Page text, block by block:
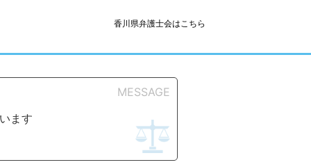
香川県弁護士会はこちら
MESSAGE
ます